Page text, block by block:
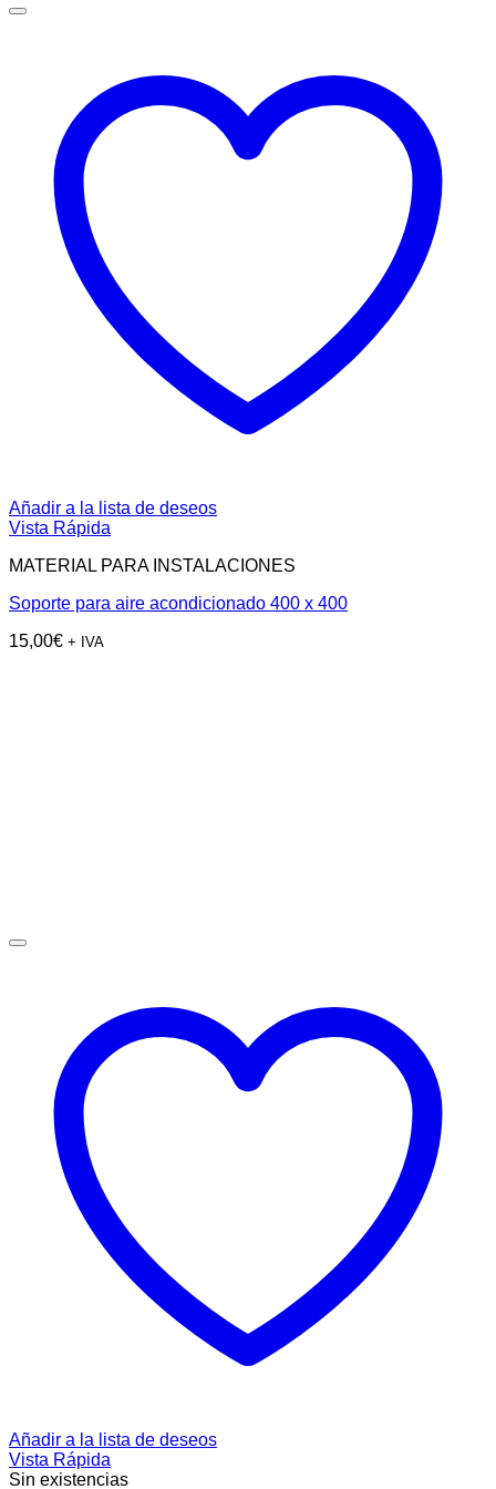
Añadir a la lista de deseos
Vista Rápida
MATERIAL PARA INSTALACIONES
Soporte para aire acondicionado 400 x 400
15,00€ + IVA
Añadir a la lista de deseos
Vista Rápida
Sin existencias